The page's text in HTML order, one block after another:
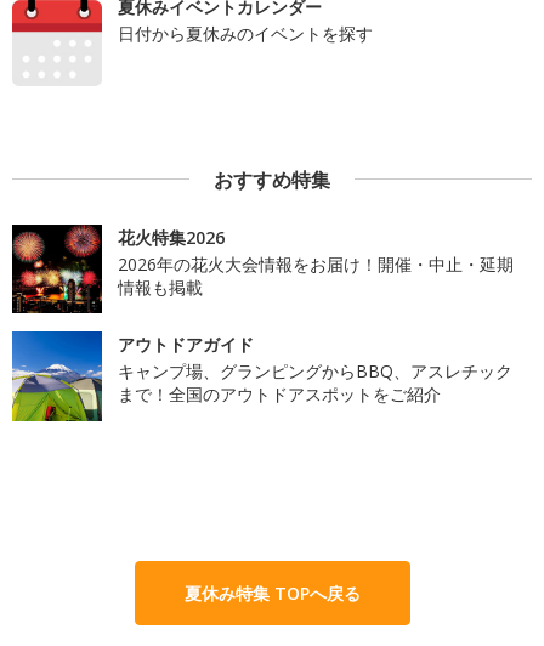
夏休みイベントカレンダー
日付から夏休みのイベントを探す
おすすめ特集
花火特集2026
2026年の花火大会情報をお届け！開催・中止・延期
情報も掲載
アウトドアガイド
キャンプ場、グランピングからBBQ、アスレチック
まで！全国のアウトドアスポットをご紹介
夏休み特集 TOPへ戻る